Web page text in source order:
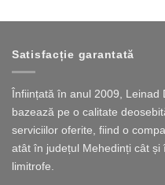
Satisfacție garantată
Înființată în anul 2009, Leinad
bazează pe o calitate
serviciilor oferite, fiind o
atât în județul Mehedinți cât și
limitrofe.